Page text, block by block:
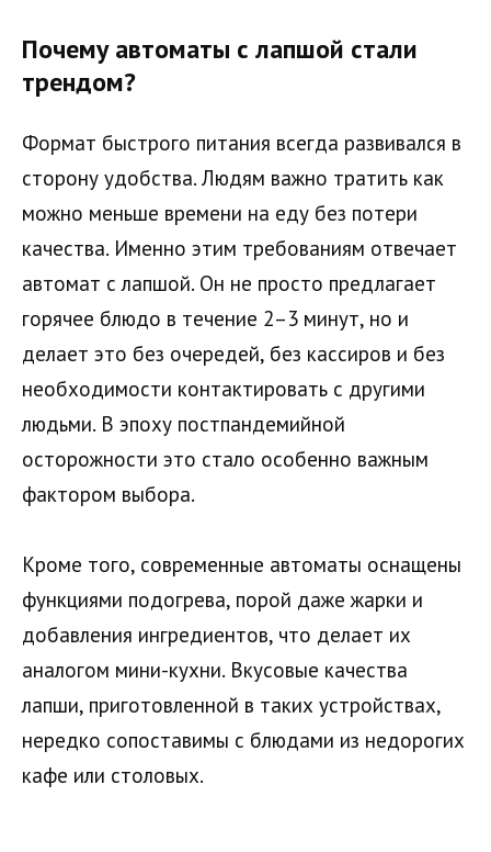
Почему автоматы с лапшой стали
трендом?
Формат быстрого питания всегда развивался в
сторону удобства. Людям важно тратить как
можно меньше времени на еду без потери
качества. Именно этим требованиям отвечает
автомат с лапшой. Он не просто предлагает
горячее блюдо в течение 2–3 минут, но и
делает это без очередей, без кассиров и без
необходимости контактировать с другими
людьми. В эпоху постпандемийной
осторожности это стало особенно важным
фактором выбора.
Кроме того, современные автоматы оснащены
функциями подогрева, порой даже жарки и
добавления ингредиентов, что делает их
аналогом мини-кухни. Вкусовые качества
лапши, приготовленной в таких устройствах,
нередко сопоставимы с блюдами из недорогих
кафе или столовых.